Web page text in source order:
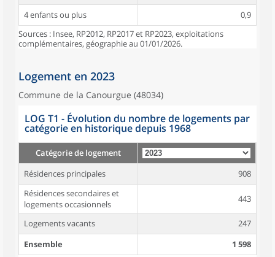
4 enfants ou plus
0,9
Sources : Insee, RP2012, RP2017 et RP2023, exploitations
complémentaires, géographie au 01/01/2026.
Logement en 2023
Commune de la Canourgue (48034)
LOG T1 - Évolution du nombre de logements par
catégorie en historique depuis 1968
Catégorie de logement
Résidences principales
908
Résidences secondaires et
logements occasionnels
443
Logements vacants
247
Ensemble
1 598